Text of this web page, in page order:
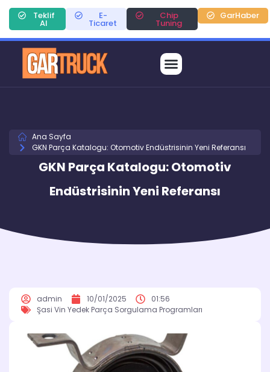
Teklif
Al
E-
Ticaret
Chip
Tuning
GarHaber
Ana Sayfa
GKN Parça Katalogu: Otomotiv Endüstrisinin Yeni Referansı
GKN Parça Katalogu: Otomotiv
Endüstrisinin Yeni Referansı
admin 10/01/2025
01:56
Şasi Vin Yedek Parça Sorgulama Programları